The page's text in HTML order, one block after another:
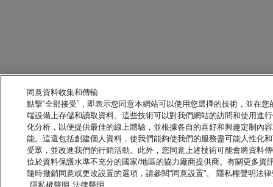
同意資料收集和傳輸
點擊“全部接受”，即表示您同意本網站可以使用您選擇的技術，並在您
端設備上存儲和讀取資料。這些技術可以對我們網站的訪問和使用進
化分析，以便提供最佳的線上體驗，並根據各自的喜好和興趣定制內
能。這還包括創建個人資料，使我們能夠使我們的服務盡可能人性化
受眾，並改進我們的行銷活動。此外，您同意上述技術可能會將資料
位於資料保護水準不充分的國家/地區的協力廠商提供商。有關更多資
隨時撤銷同意或更改設置的選項，請參閱“同意設置”。 隱私權聲明法
隱私權聲明 法律聲明